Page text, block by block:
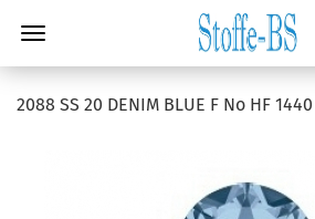
2088 SS 20 DENIM BLUE F No HF